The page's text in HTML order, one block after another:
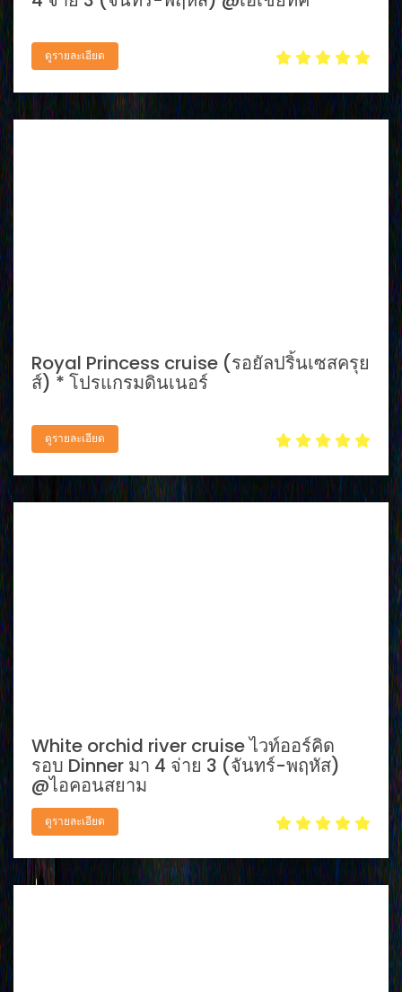
ดูรายละเอียด
Royal Princess cruise (รอยัลปริ้นเซสครุย
ส์) * โปรแกรมดินเนอร์
ดูรายละเอียด
White orchid river cruise ไวท์ออร์คิด
รอบ Dinner มา 4 จ่าย 3 (จันทร์-พฤหัส)
@ไอคอนสยาม
ดูรายละเอียด